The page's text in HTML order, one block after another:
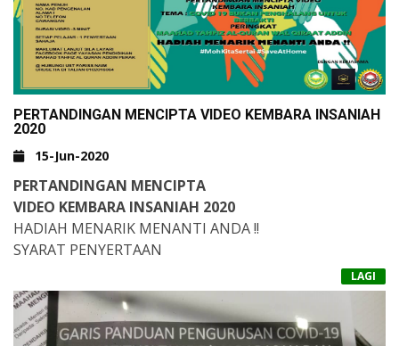
PERTANDINGAN MENCIPTA VIDEO KEMBARA INSANIAH
2020
15-Jun-2020
PERTANDINGAN MENCIPTA
VIDEO KEMBARA INSANIAH 2020
HADIAH MENARIK MENANTI ANDA !!
SYARAT PENYERTAAN
:SELURUH PELAJAR ADDIN(YANG MASIH BELAJAR)
TEMPOH PENYERTAAN :
15 JUN- 30 JUN 2020
LAGI